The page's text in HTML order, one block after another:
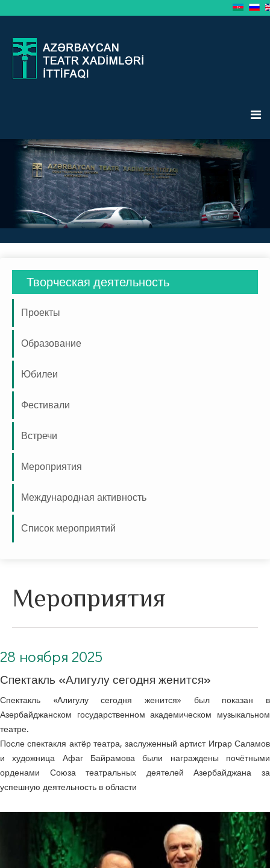
Творческая деятельность
Проекты
Образование
Юбилеи
Фестивали
Встречи
Мероприятия
Международная активность
Список мероприятий
Мероприятия
28 ноября 2025
Спектакль «Алигулу сегодня женится»
Спектакль «Алигулу сегодня женится» был показан в
Азербайджанском государственном академическом музыкальном
театре.
После спектакля актёр театра, заслуженный артист Играр Саламов
и художница Афаг Байрамова были награждены почётными
орденами Союза театральных деятелей Азербайджана за
успешную деятельность в области